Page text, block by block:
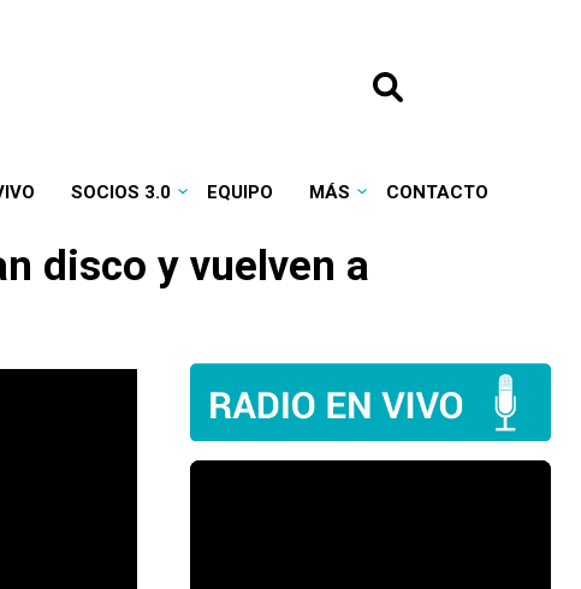
SOCIOS 3.0 EQUIPO MÁS CONTACTO
disco y vuelven a